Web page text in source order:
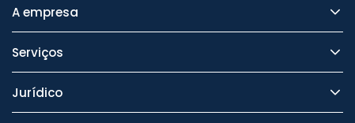
A empresa
Serviços
Jurídico